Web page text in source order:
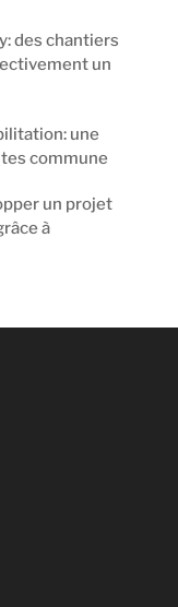
des chantiers
un
une
commune
un projet
à